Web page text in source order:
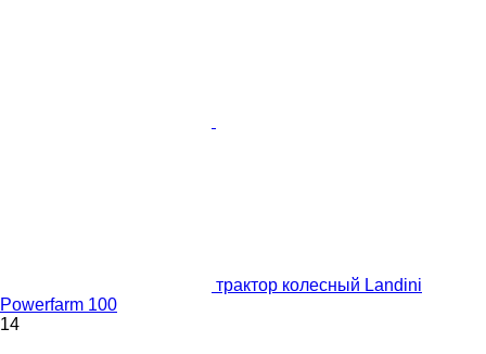
трактор колесный Landini
Powerfarm 100
14